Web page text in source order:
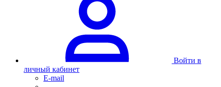
Войти в
личный кабинет
E-mail